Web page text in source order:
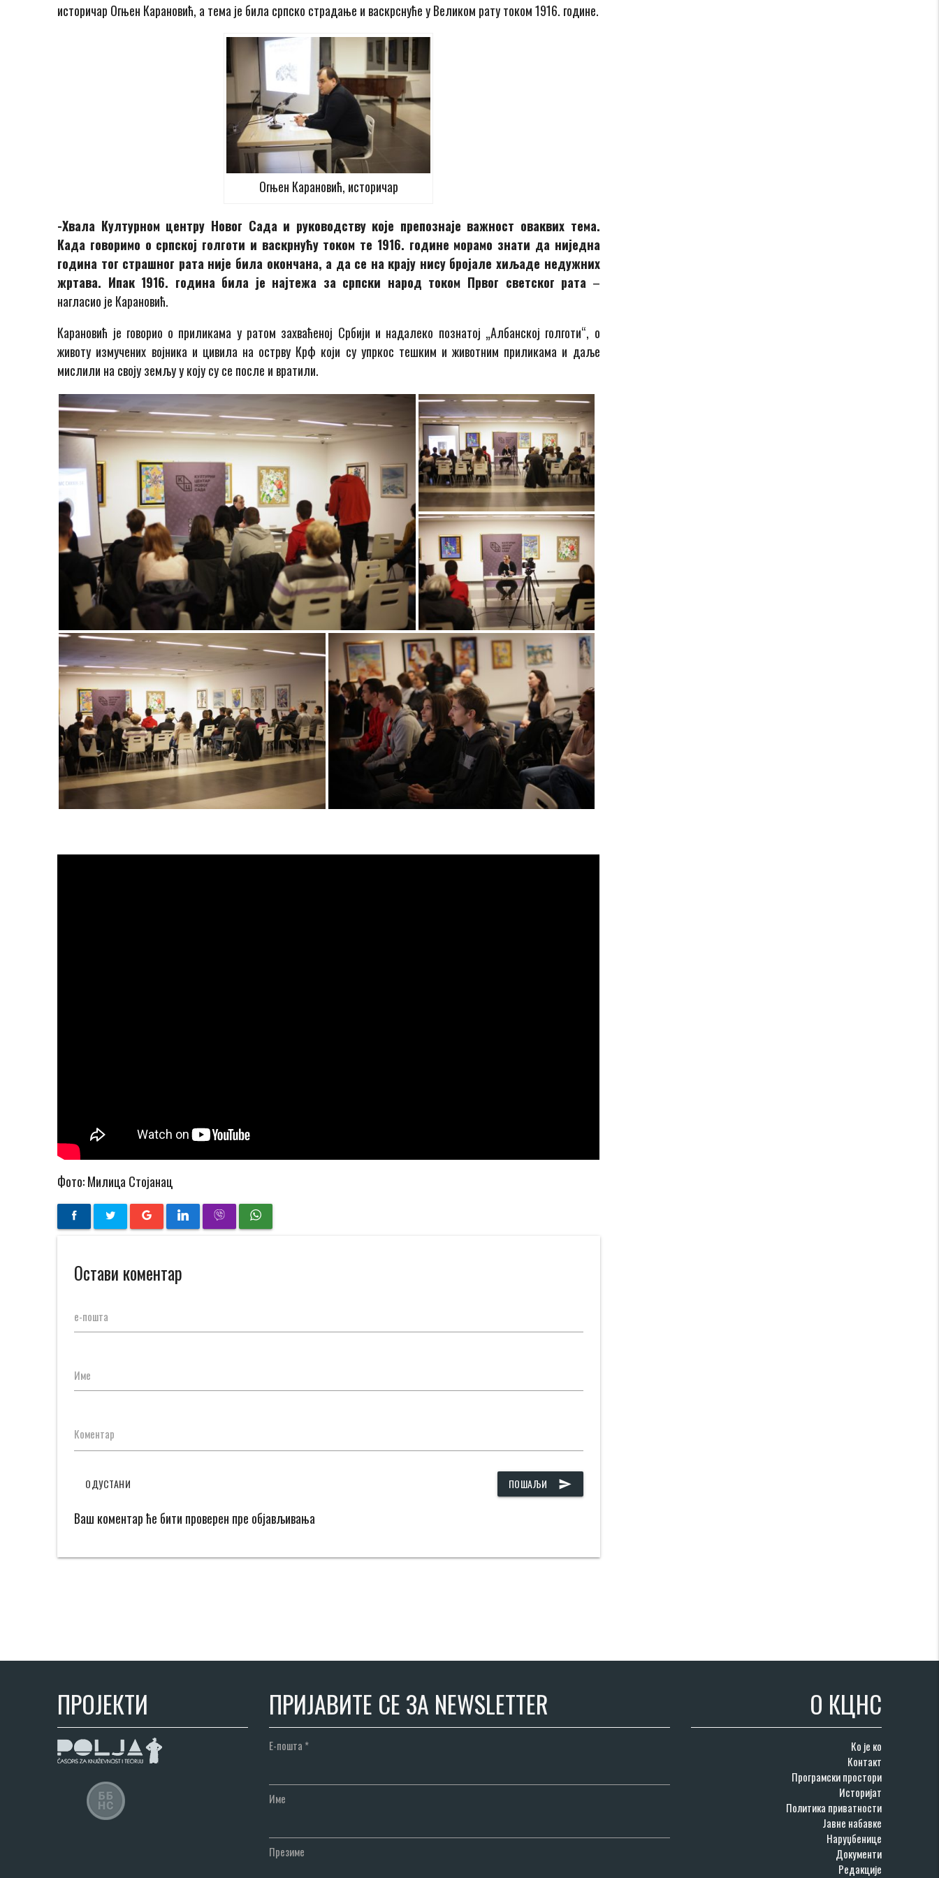
историчар Огњен Карановић, а тема је била српско страдање и васкрснуће у Великом рату током 1916. године.
Огњен Карановић, историчар
-Хвала Културном центру Новог Сада и руководству које препознаје важност оваквих тема.
Када говоримо о српској голготи и васкрнућу током те 1916. године морамо знати да ниједна
година тог страшног рата није била окончана, а да се на крају нису бројале хиљаде недужних
жртава. Ипак 1916. година била је најтежа за српски народ током Првог светског рата –
нагласио је Карановић.
Карановић је говорио о приликама у ратом захваћеној Србији и надалеко познатој „Албанској голготи“, о
животу измучених војника и цивила на острву Крф који су упркос тешким и животним приликама и даље
мислили на своју земљу у коју су се после и вратили.
Фото: Милица Стојанац
Остави коментар
е-пошта
Име
Коментар
ПОШАЉИ send
ОДУСТАНИ
Ваш коментар ће бити проверен пре објављивања
ПРОЈЕКТИ ПРИЈАВИТЕ СЕ ЗА NEWSLETTER
Е-пошта *
Име
Презиме
О КЦНС
Ко је ко
Контакт
Програмски простори
Историјат
Политика приватности
Јавне набавке
Наруџбенице
Документи
Редакције